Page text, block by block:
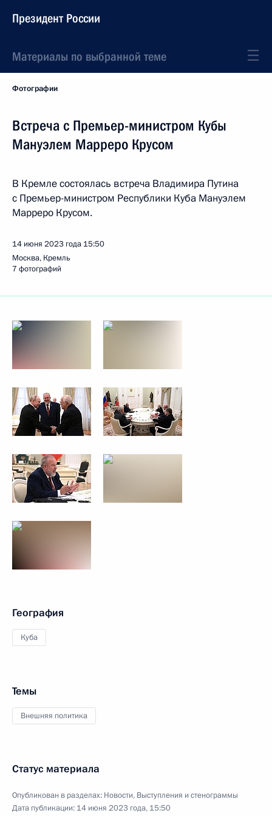
Президент России
Материалы по выбранной теме
Фотографии
Встреча с Премьер-министром Кубы
Мануэлем Марреро Крусом
В Кремле состоялась встреча Владимира Путина
с Премьер-министром Республики Куба Мануэлем
Марреро Крусом.
14 июня 2023 года 15:50
Москва, Кремль
7 фотографий
География
Куба
Темы
Внешняя политика
Статус материала
Опубликован в разделах: Новости, Выступления и стенограммы
Дата публикации: 14 июня 2023 года, 15:50